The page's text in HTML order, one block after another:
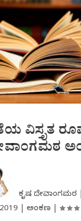
ವಿಸ್ತೃತ
ಕೃಷ್ಣ ದೇವಾಂಗಮಠ
2019
ಅಂಕಣ